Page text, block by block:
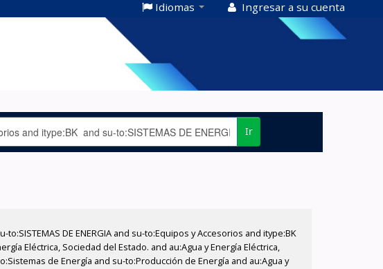
Idiomas Ingresar a su cuenta
Ir
DE ENERGIA and su-to:Equipos y Accesorios and itype:BK
Eléctrica, Sociedad del Estado. and au:Agua y Energía Eléctrica,
de Energía and su-to:Producción de Energía and au:Agua y